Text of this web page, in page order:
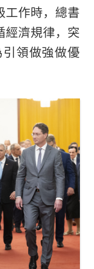
工作時，總書
經濟規律，突
領做強做優